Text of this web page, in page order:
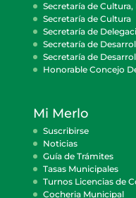
Secretaría de
Secretaría de Cultura
Secretaría de
Secretaría de
Secretaría de
Honorable Concejo
Mi Merlo
Suscribirse
Noticias
Guía de Trámites
Tasas Municipales
Turnos Licencias de
Cocheria Municipal